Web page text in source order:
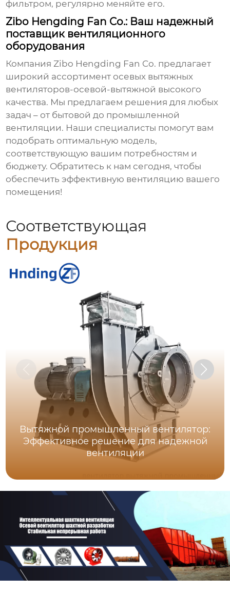
фильтром, регулярно меняйте его.
Zibo Hengding Fan Co.: Ваш надежный
поставщик вентиляционного
оборудования
КомпанияZibo Hengding Fan Co. предлагает
широкий ассортимент осевых вытяжных
вентиляторов-осевой-вытяжной высокого
качества. Мы предлагаем решения для любых
задач – от бытовой до промышленной
вентиляции. Наши специалисты помогут вам
подобрать оптимальную модель,
соответствующую вашим потребностям и
бюджету. Обратитесь к нам сегодня, чтобы
обеспечить эффективную вентиляцию вашего
помещения!
Соответствующая
Продукция
Вытяжной промышленный вентилятор:
Эффективное решение для надежной
вентиляции